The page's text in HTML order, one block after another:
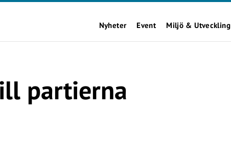
Nyheter Event Miljö & Utveckling
partierna